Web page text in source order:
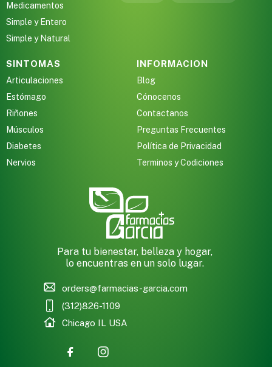
Medicamentos
Simple y Entero
Simple y Natural
SINTOMAS
Articulaciones
Estómago
Riñones
Músculos
Diabetes
Nervios
INFORMACION
Blog
Cónocenos
Contactanos
Preguntas Frecuentes
Política de Privacidad
Terminos y Codiciones
Para tu bienestar, belleza y hogar,
lo encuentras en un solo lugar.
orders@farmacias-garcia.com
(312)826-1109
Chicago IL USA